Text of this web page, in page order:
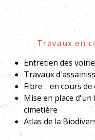
Travaux en
Entretien des
Travaux
Fibre : en cours
Mise en place
cimetière
Atlas de la